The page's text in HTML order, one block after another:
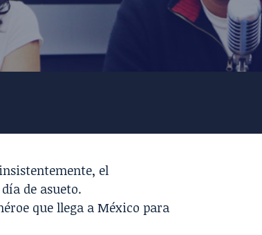
el
de asueto.
que llega a México para